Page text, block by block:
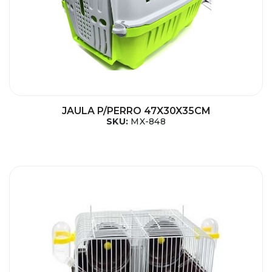
JAULA P/PERRO 47X30X35CM
SKU: MX-848